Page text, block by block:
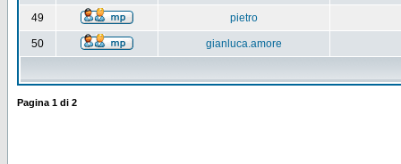
49 pietro
50 gianluca.amore
Pagina 1 di 2